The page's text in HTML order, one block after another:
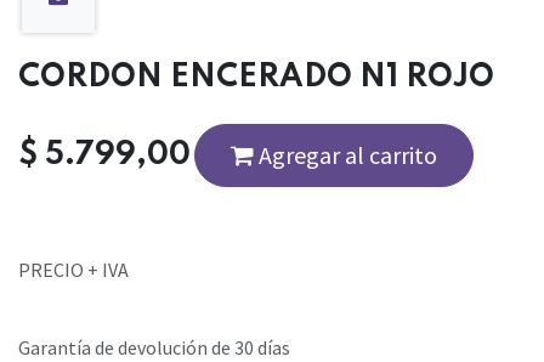
CORDON ENCERADO N1 ROJO
$ 5.799,00 Agregar al carrito
PRECIO + IVA
Garantía de devolución de 30 días